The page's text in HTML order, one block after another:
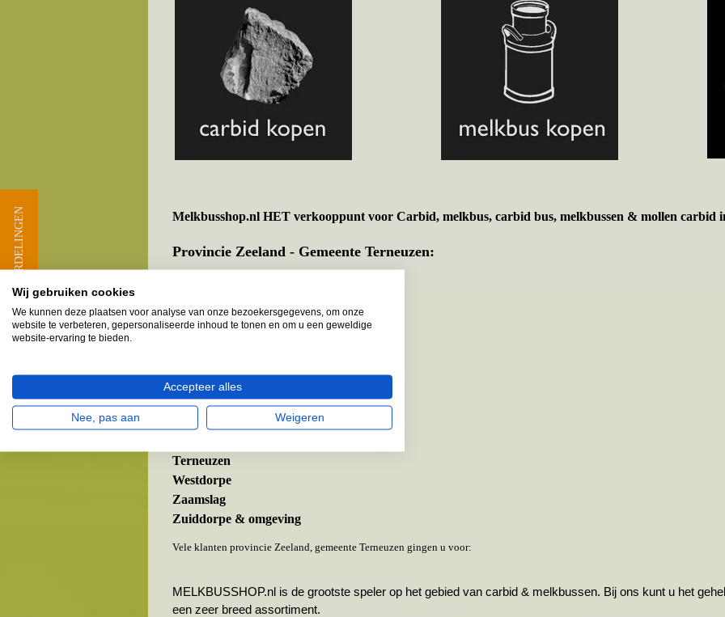
Melkbusshop.nl HET verkooppunt voor Carbid, melkbus, carbid bus, melkbussen & mollen carbid
Provincie Zeeland - Gemeente Terneuzen:
Hoek
Philippine
Sas van Gent
Terneuzen
Westdorpe
Zaamslag
Zuiddorpe & omgeving
Vele klanten provincie Zeeland, gemeente Terneuzen gingen u voor:
MELKBUSSHOP.nl is de grootste speler op het gebied van carbid & melkbussen. Bij ons kunt u het
een zeer breed assortiment.
★ BEOORDELINGEN
Wij gebruiken cookies
We kunnen deze plaatsen voor analyse van onze bezoekersgegevens, om onze
website te verbeteren, gepersonaliseerde inhoud te tonen en om u een geweldige
website-ervaring te bieden.
Accepteer alles
Nee, pas aan Weigeren